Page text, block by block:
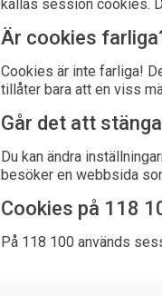
kallas session cookies.
Är cookies
Cookies är inte farliga!
tillåter bara att en viss
Går det att
Du kan ändra
besöker en webbsida
Cookies på 118
På 118 100 används